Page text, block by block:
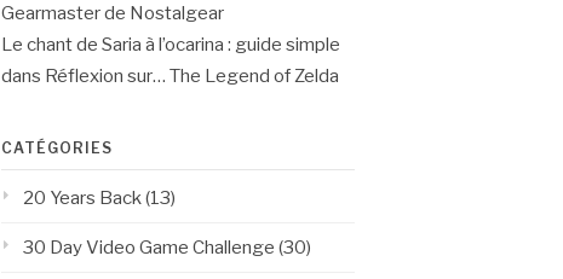
Gearmaster de Nostalgear
Le chant de Saria à l’ocarina : guide simple
dans Réflexion sur… The Legend of Zelda
CATÉGORIES
20 Years Back (13)
30 Day Video Game Challenge (30)